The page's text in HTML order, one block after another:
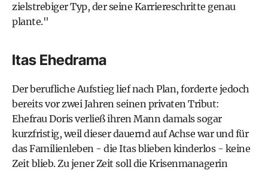
zielstrebiger Typ, der seine Karriereschritte genau
plante."
Itas Ehedrama
Der berufliche Aufstieg lief nach Plan, forderte jedoch
bereits vor zwei Jahren seinen privaten Tribut:
Ehefrau Doris verließ ihren Mann damals sogar
kurzfristig, weil dieser dauernd auf Achse war und für
das Familienleben - die Itas blieben kinderlos - keine
Zeit blieb. Zu jener Zeit soll die Krisenmanagerin